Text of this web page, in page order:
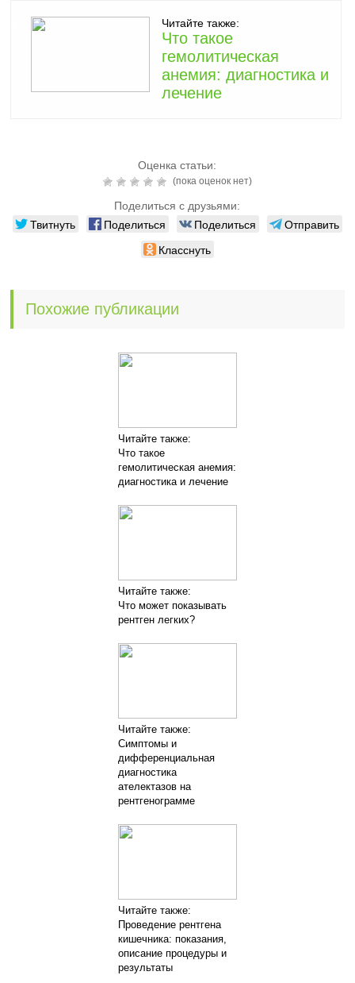
Читайте также:
Что такое
гемолитическая
анемия: диагностика и
лечение
Оценка статьи:
(пока оценок нет)
Поделиться с друзьями:
Твитнуть Поделиться Поделиться
Отправить
Класснуть
Похожие публикации
Читайте также:
Что такое
гемолитическая анемия:
диагностика и лечение
Читайте также:
Что может показывать
рентген легких?
Читайте также:
Симптомы и
дифференциальная
диагностика
ателектазов на
рентгенограмме
Читайте также:
Проведение рентгена
кишечника: показания,
описание процедуры и
результаты